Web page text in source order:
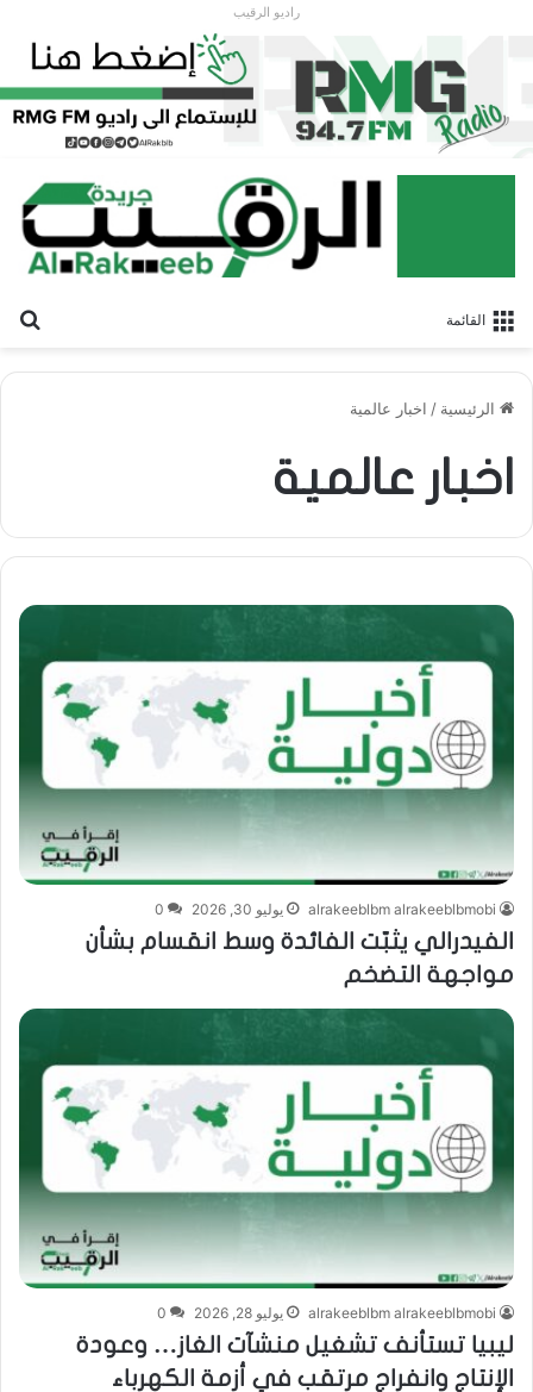
راديو الرقيب
القائمة
الرئيسية / اخبار عالمية
اخبار عالمية
alrakeeblbm alrakeeblbmobi يوليو 30, 2026 0
الفيدرالي يثبّت الفائدة وسط انقسام بشأن
مواجهة التضخم
alrakeeblbm alrakeeblbmobi يوليو 28, 2026 0
ليبيا تستأنف تشغيل منشآت الغاز… وعودة
الإنتاج وانفراج مرتقب في أزمة الكهرباء